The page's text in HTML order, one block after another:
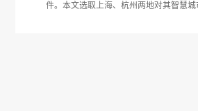
件。本文选取上海、杭州两地对其智慧